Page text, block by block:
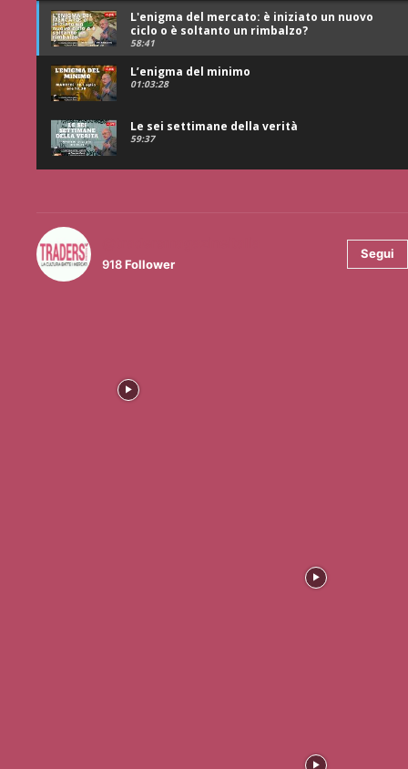
L'enigma del mercato: è iniziato un nuovo
ciclo o è soltanto un rimbalzo?
58:41
L’enigma del minimo
01:03:28
Le sei settimane della verità
59:37
918Follower
Segui